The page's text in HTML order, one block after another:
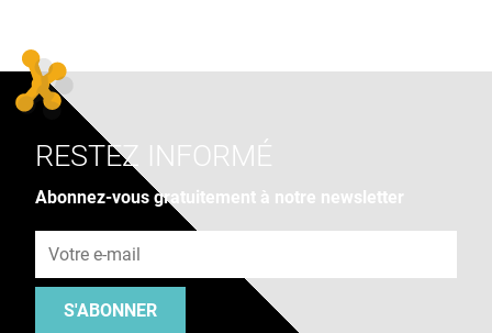
RESTEZ INFORMÉ
Abonnez-vous gratuitement à notre newsletter
S'ABONNER